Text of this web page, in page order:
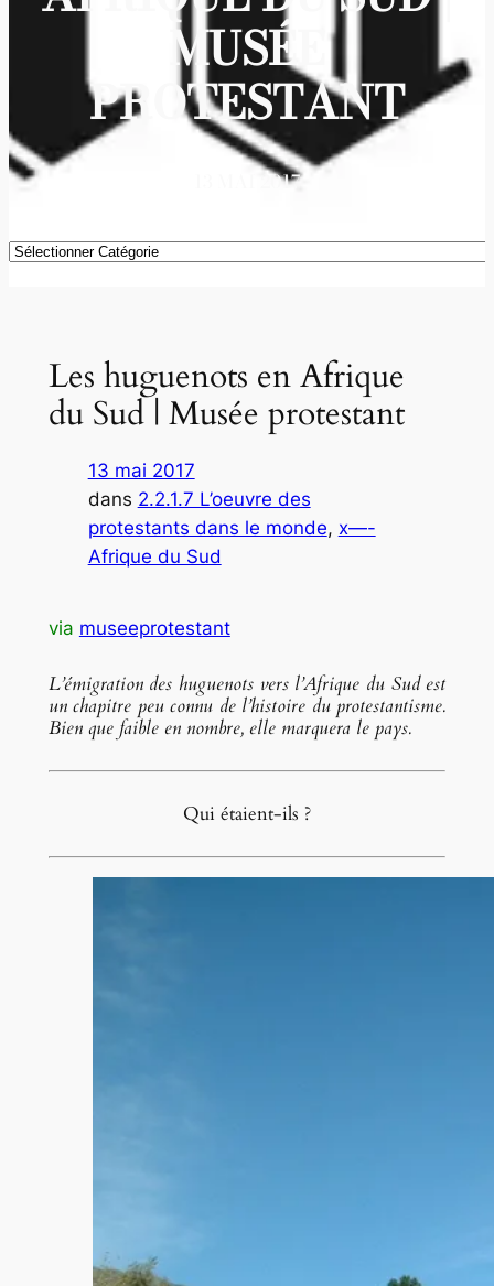
MUSÉE
PROTESTANT
13 MAI 2017
Catégories
Les huguenots en Afrique
du Sud | Musée protestant
13 mai 2017
dans 2.2.1.7 L’oeuvre des
protestants dans le monde, x—-
Afrique du Sud
via museeprotestant
L’émigration des huguenots vers l’Afrique du Sud est
un chapitre peu connu de l’histoire du protestantisme.
Bien que faible en nombre, elle marquera le pays.
Qui étaient-ils ?